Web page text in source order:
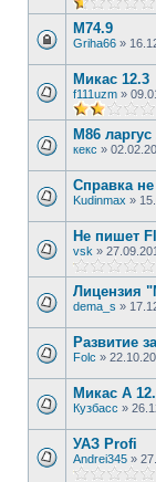
М74.9
Griha66 »
Микас 12.3
f111uzm »
М86
кекс »
Справка
Kudinmax »
Не пишет
vsk »
Лицензия
dema_s »
Развитие
Folc »
Микас А
Кузбасс »
УАЗ Profi
Andrei345 »